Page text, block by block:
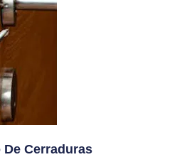
De Cerraduras